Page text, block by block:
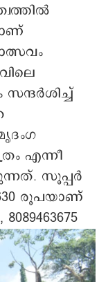
എന്നീ
സൂപ്പർ
രൂപയാണ്